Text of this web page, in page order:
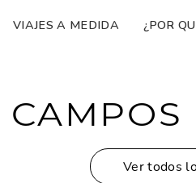
VIAJES A MEDIDA ¿POR
CAMPOS
Ver todos